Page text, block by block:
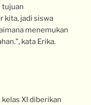
tujuan
kita, jadi siswa
menemukan
kata Erika.
XI diberikan